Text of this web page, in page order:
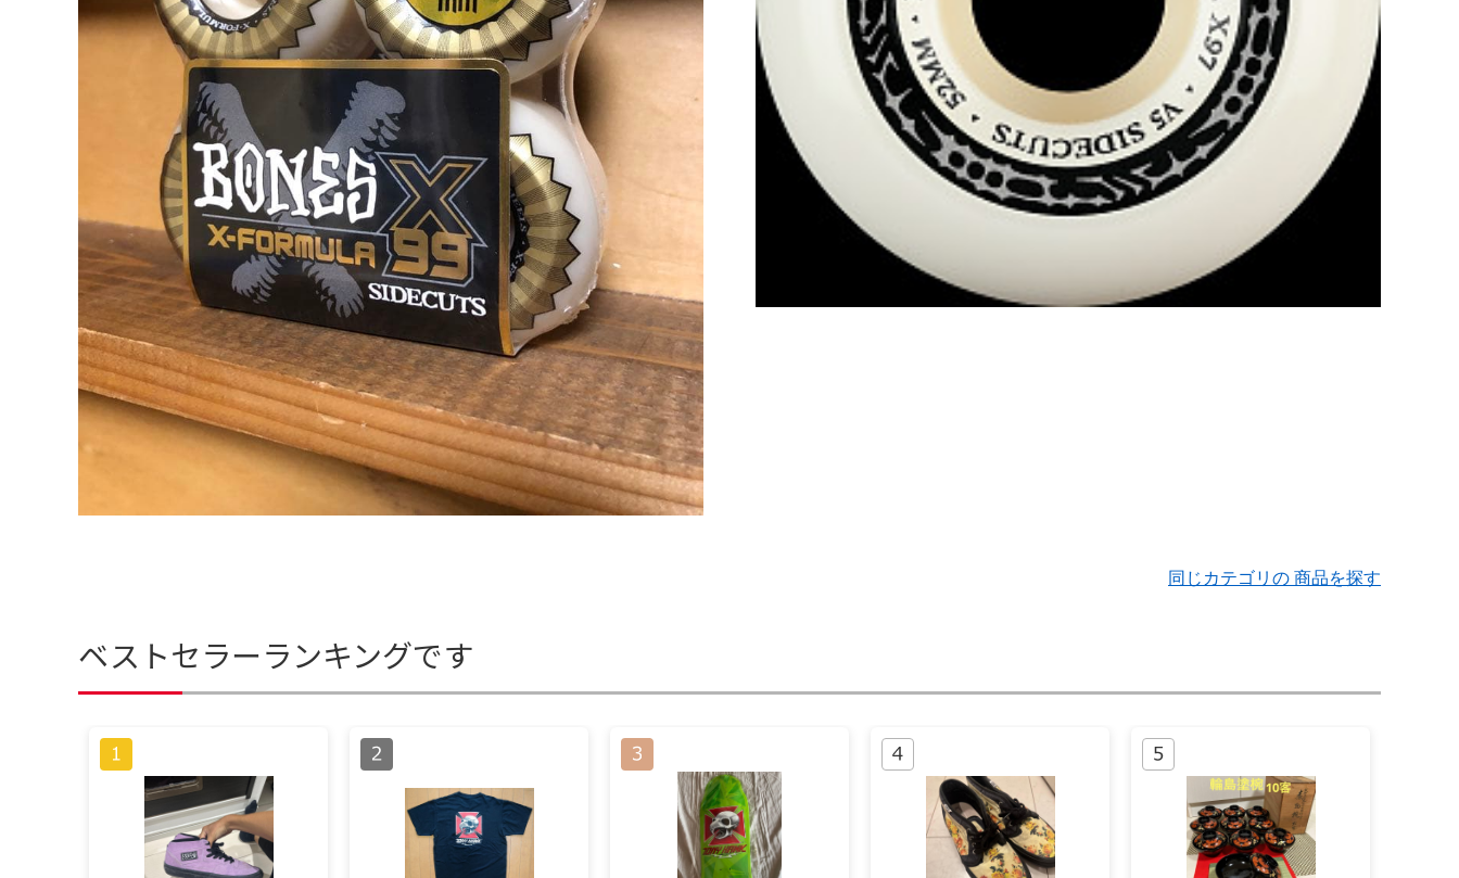
同じカテゴリの 商品を探す
ベストセラーランキングです